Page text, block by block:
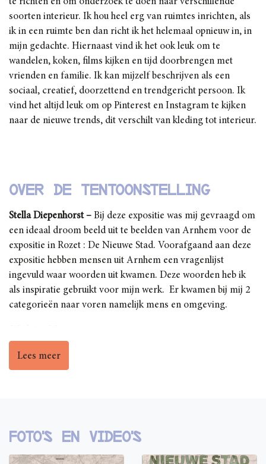
soorten interieur. Ik hou heel erg van ruimtes inrichten, als
ik in een ruimte ben dan richt ik het helemaal opnieuw in, in
mijn gedachte. Hiernaast vind ik het ook leuk om te
wandelen, koken, films kijken en tijd doorbrengen met
vrienden en familie. Ik kan mijzelf beschrijven als een
sociaal, creatief, doorzettend en trendgericht persoon. Ik
vind het altijd leuk om op Pinterest en Instagram te kijken
naar de nieuwe trends, dit verschilt van kleding tot interieur.
Over de tentoonstelling
Stella Diepenhorst –Bij deze expositie was mij gevraagd om
een ideaal droom beeld uit te beelden van Arnhemvoor de
expositie in Rozet : De Nieuwe Stad. Voorafgaand aan deze
expositie hebben mensen uit Arnhem een vragenlijst
ingevuld waar woorden uit kwamen. Deze woordenheb ik
als inspiratie gebruiktvoor mijn werk. Er kwamen bij mij 2
categorieën naar voren namelijk mens en omgeving.
Dit werk staat symbool voor respect en cultuur. Deze
woorden betekenen heel veel voor het ideaal beeld voor
Arnhem. Heel veel mensen streven naar een respectvolle
positief te blijven, en respectvol met andere om te gaan. Ik
Lees meer
Foto's en video's